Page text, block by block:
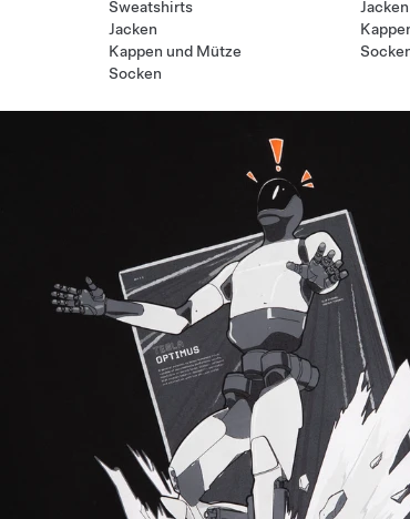
Sweatshirts
Jacken
Kappen und Mütze
Socken
Jacken